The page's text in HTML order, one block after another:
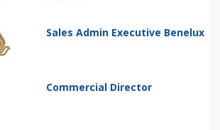
Sales Admin Executive Benelux
Commercial Director